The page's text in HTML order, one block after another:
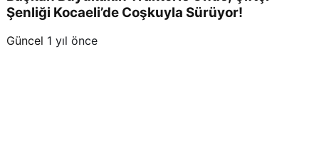
Şenliği Kocaeli’de Coşkuyla Sürüyor!
Güncel 1 yıl önce